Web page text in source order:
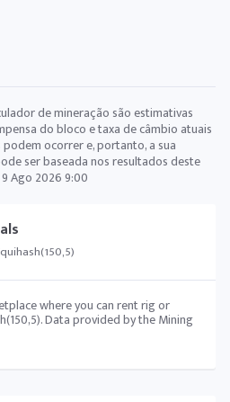
where you can rent rig or
Data provided by the Mining
de mineração são estimativas
do bloco e taxa de câmbio atuais
ocorrer e, portanto, a sua
ser baseada nos resultados deste
9 Ago 2026 9:00